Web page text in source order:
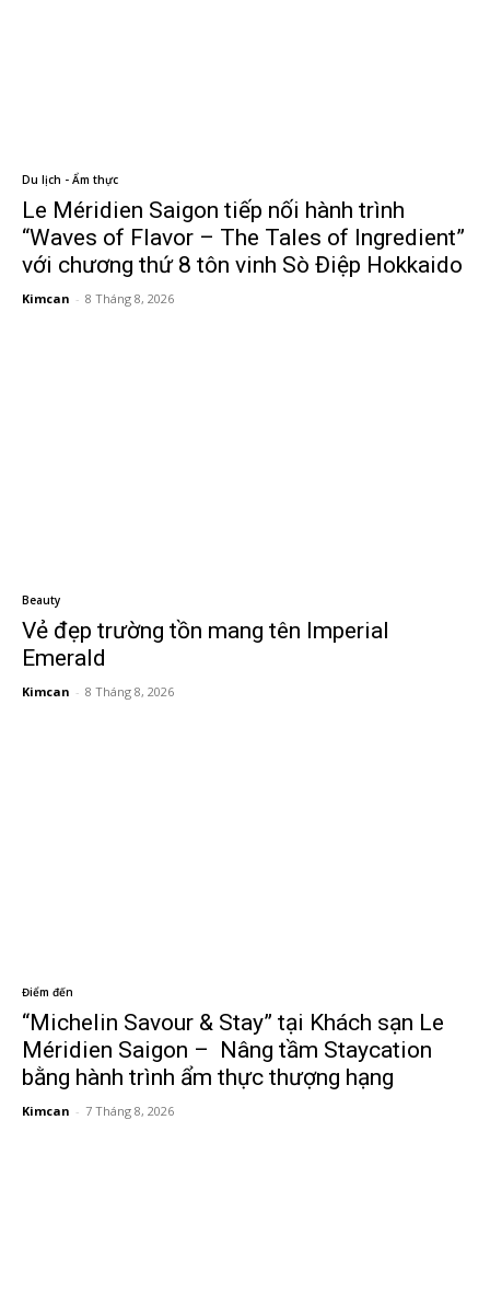
Du lịch - Ẩm thực
Le Méridien Saigon tiếp nối hành trình
“Waves of Flavor – The Tales of Ingredient”
với chương thứ 8 tôn vinh Sò Điệp Hokkaido
Kimcan - 8 Tháng 8, 2026
Beauty
Vẻ đẹp trường tồn mang tên Imperial
Emerald
Kimcan - 8 Tháng 8, 2026
Điểm đến
“Michelin Savour & Stay” tại Khách sạn Le
Méridien Saigon – Nâng tầm Staycation
bằng hành trình ẩm thực thượng hạng
Kimcan - 7 Tháng 8, 2026